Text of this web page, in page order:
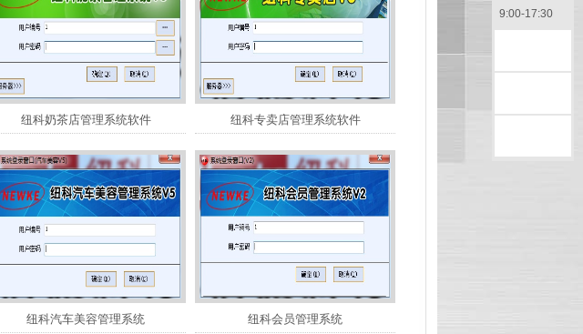
纽科奶茶店管理系统软件 纽科专卖店管理系统软件
纽科汽车美容管理系统 纽科会员管理系统
9:00-17:30